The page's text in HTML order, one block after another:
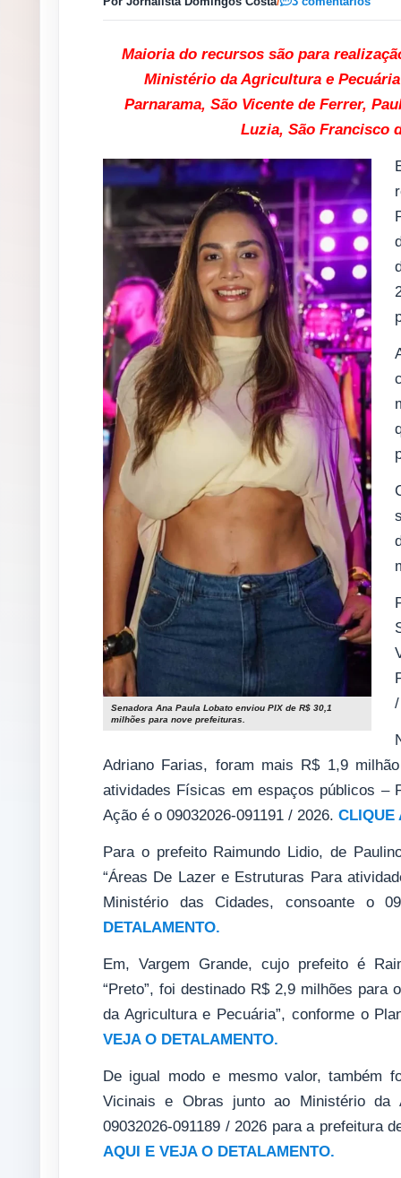
Maioria do recursos são para
Ministério da Agricultura e
Parnarama, São Vicente de Ferrer,
Luzia, São Francisco
Senadora Ana Paula Lobato enviou PIX de R$ 30,1
milhões para nove prefeituras.
Adriano Farias, foram mais R$ 1,9
atividades Físicas em espaços públicos –
Ação é o 09032026-091191 / 2026. CLIQUE
Para o prefeito Raimundo Lidio, de
“Áreas De Lazer e Estruturas Para
Ministério das Cidades, consoante o
DETALAMENTO.
Em, Vargem Grande, cujo prefeito é
“Preto”, foi destinado R$ 2,9 milhões
da Agricultura e Pecuária”, conforme o
VEJA O DETALAMENTO.
De igual modo e mesmo valor, também
Vicinais e Obras junto ao Ministério da
09032026-091189 / 2026 para a prefeitura
AQUI E VEJA O DETALAMENTO.